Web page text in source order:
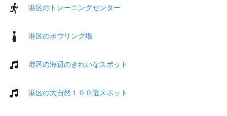
港区のトレーニングセンター
港区のボウリング場
港区の海辺のきれいなスポット
港区の大自然１００選スポット